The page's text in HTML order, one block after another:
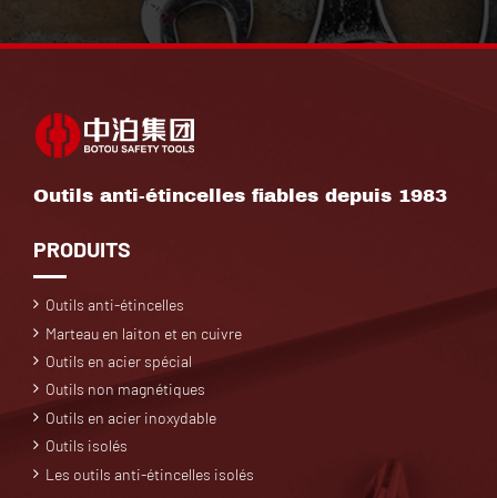
Outils anti-étincelles fiables depuis 1983
PRODUITS
Outils anti-étincelles
Marteau en laiton et en cuivre
Outils en acier spécial
Outils non magnétiques
Outils en acier inoxydable
Outils isolés
Les outils anti-étincelles isolés